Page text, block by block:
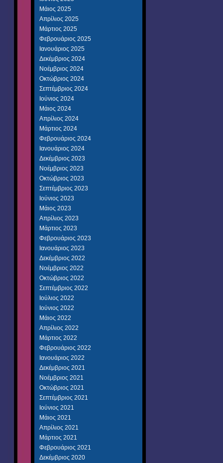
Μάιος 2025
Απρίλιος 2025
Μάρτιος 2025
Φεβρουάριος 2025
Ιανουάριος 2025
Δεκέμβριος 2024
Νοέμβριος 2024
Οκτώβριος 2024
Σεπτέμβριος 2024
Ιούνιος 2024
Μάιος 2024
Απρίλιος 2024
Μάρτιος 2024
Φεβρουάριος 2024
Ιανουάριος 2024
Δεκέμβριος 2023
Νοέμβριος 2023
Οκτώβριος 2023
Σεπτέμβριος 2023
Ιούνιος 2023
Μάιος 2023
Απρίλιος 2023
Μάρτιος 2023
Φεβρουάριος 2023
Ιανουάριος 2023
Δεκέμβριος 2022
Νοέμβριος 2022
Οκτώβριος 2022
Σεπτέμβριος 2022
Ιούλιος 2022
Ιούνιος 2022
Μάιος 2022
Απρίλιος 2022
Μάρτιος 2022
Φεβρουάριος 2022
Ιανουάριος 2022
Δεκέμβριος 2021
Νοέμβριος 2021
Οκτώβριος 2021
Σεπτέμβριος 2021
Ιούνιος 2021
Μάιος 2021
Απρίλιος 2021
Μάρτιος 2021
Φεβρουάριος 2021
Δεκέμβριος 2020